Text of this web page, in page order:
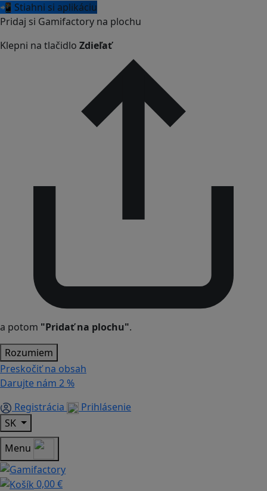
📲 Stiahni si aplikáciu
Pridaj si Gamifactory na plochu
Klepni na tlačidlo Zdieľať
a potom "Pridať na plochu".
Rozumiem
Preskočiť na obsah
Darujte nám 2 %
Registrácia
Prihlásenie
SK
Menu
0,00 €